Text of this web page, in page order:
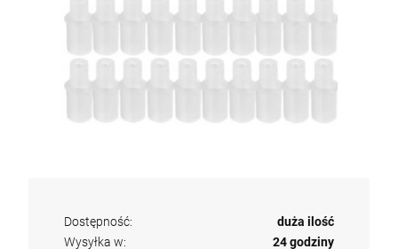
Dostępność:
duża ilość
Wysyłka w:
24 godziny